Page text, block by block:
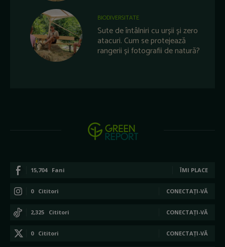
BIODIVERSITATE
Sute de întâlniri cu urșii și zero
atacuri. Cum se protejează
rangerii și fotografii de natură?
15,704 Fani ÎMI PLACE
0 Cititori CONECTAȚI-VĂ
2,325 Cititori CONECTAȚI-VĂ
0 Cititori CONECTAȚI-VĂ